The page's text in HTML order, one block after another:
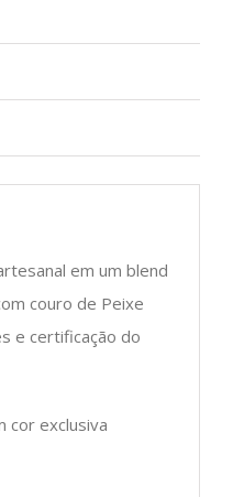
em um blend
couro de Peixe
e certificação do
cor exclusiva